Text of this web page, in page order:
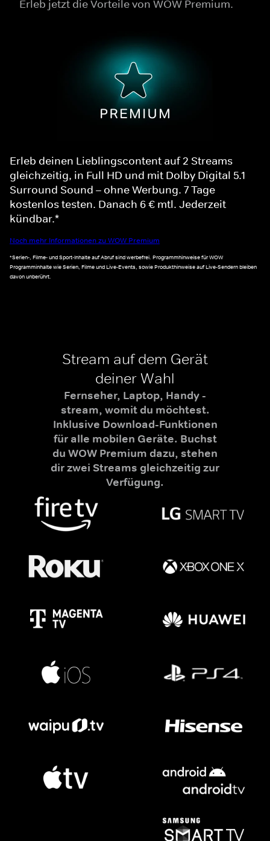
Erleb jetzt die Vorteile von WOW Premium.
Erleb deinen Lieblingscontent auf 2 Streams
gleichzeitig, in Full HD und mit Dolby Digital 5.1
Surround Sound – ohne Werbung. 7 Tage
kostenlos testen. Danach 6 € mtl. Jederzeit
kündbar.*
Noch mehr Informationen zu WOW Premium
*Serien-, Filme- und Sport-Inhalte auf Abruf sind werbefrei. Programmhinweise für WOW
Programminhalte wie Serien, Filme und Live-Events, sowie Produkthinweise auf Live-Sendern bleiben
davon unberührt.
Stream auf dem Gerät
deiner Wahl
Fernseher, Laptop, Handy -
stream, womit du möchtest.
Inklusive Download-Funktionen
für alle mobilen Geräte. Buchst
du WOW Premium dazu, stehen
dir zwei Streams gleichzeitig zur
Verfügung.